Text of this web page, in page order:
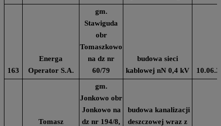
163
Energa
Operator S.A.
gm.
Stawiguda
obr
Tomaszkowo
na dz nr
60/79
budowa sieci
kablowej nN 0,4 kV
Tomasz
gm.
Jonkowo obr
Jonkowo na
dz nr 194/8,
budowa kanalizacji
deszczowej wraz z